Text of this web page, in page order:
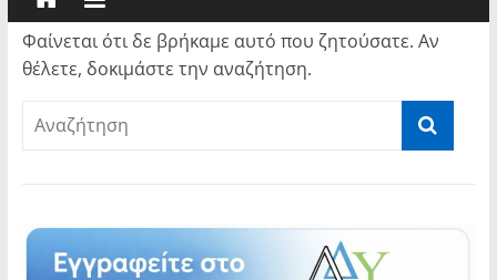
Φαίνεται ότι δε βρήκαμε αυτό που ζητούσατε. Αν
θέλετε, δοκιμάστε την αναζήτηση.